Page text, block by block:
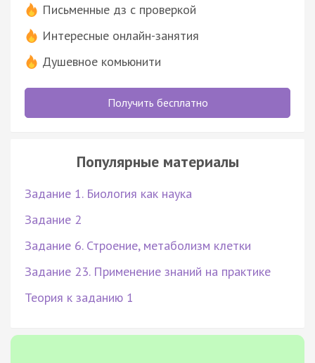
Письменные дз с проверкой
Интересные онлайн-занятия
Душевное комьюнити
Получить бесплатно
Популярные материалы
Задание 1. Биология как наука
Задание 2
Задание 6. Строение, метаболизм клетки
Задание 23. Применение знаний на практике
Теория к заданию 1